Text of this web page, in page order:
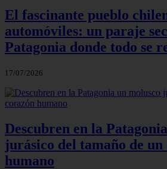
El fascinante pueblo
automóviles: un paraje
Patagonia donde todo se
17/07/2026
Descubren en la
jurásico del tamaño de un
humano